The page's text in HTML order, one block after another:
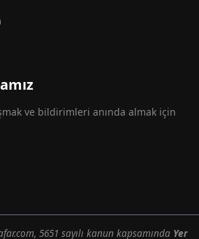
ve bildirimleri anında almak için
5651 sayılı kanun kapsamında Yer